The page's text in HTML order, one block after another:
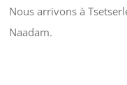
Nous arrivons à
Naadam.